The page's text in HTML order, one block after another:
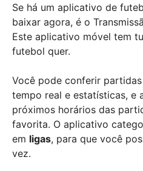
Se há um aplicativo de
baixar agora, é o
Este aplicativo móvel tem
futebol quer.
Você pode conferir
tempo real e estatísticas, e
próximos horários das
favorita. O aplicativo
em ligas, para que você
vez.